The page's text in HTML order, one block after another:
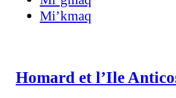
Mi’kmaq
Homard et l’Ile